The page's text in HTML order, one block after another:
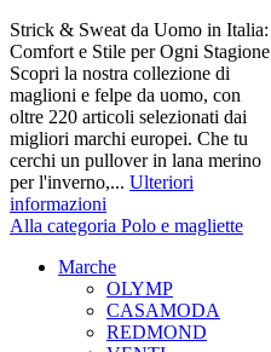
Strick & Sweat da Uomo in Italia:
Comfort e Stile per Ogni Stagione
Scopri la nostra collezione di
maglioni e felpe da uomo, con
oltre 220 articoli selezionati dai
migliori marchi europei. Che tu
cerchi un pullover in lana merino
per l'inverno,... Ulteriori
informazioni
Alla categoria Polo e magliette
Marche
OLYMP
CASAMODA
REDMOND